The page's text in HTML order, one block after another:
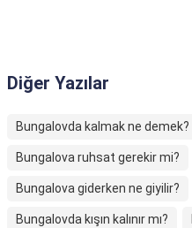
Diğer Yazılar
Bungalovda kalmak ne demek?
Bungalova ruhsat gerekir mi?
Bungalova giderken ne giyilir?
Bungalovda kışın kalınır mı?